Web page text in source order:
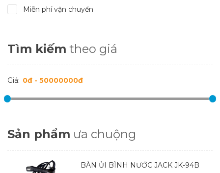
Miễn phí vận chuyển
Tìm kiếm theo giá
Giá:
Sản phẩm ưa chuộng
BÀN ỦI BÌNH NƯỚC JACK JK-94B